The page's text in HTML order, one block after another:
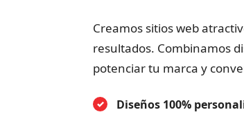
Creamos sitios web
resultados. Combinamos
potenciar tu marca y
Diseños 100%